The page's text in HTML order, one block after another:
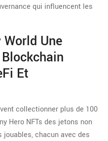
qui influencent les
World Une
Et
collectionner plus de 100
Hero NFTs des jetons non
chacun avec des